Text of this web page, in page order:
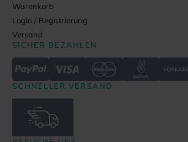
Warenkorb
Login / Registrierung
Versand
SICHER BEZAHLEN
SCHNELLER VERSAND